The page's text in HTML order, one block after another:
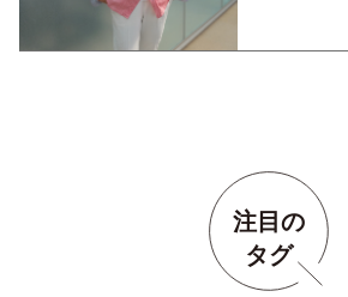
注目の
タグ